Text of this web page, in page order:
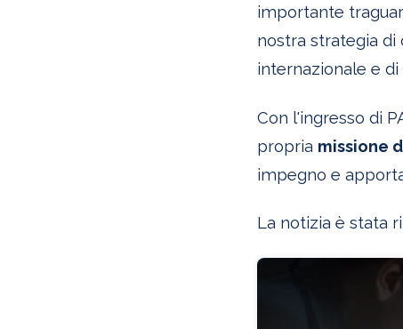
importante
nostra strategia
internazionale e di
Con l'ingresso di
propria missione
impegno e
La notizia è stata